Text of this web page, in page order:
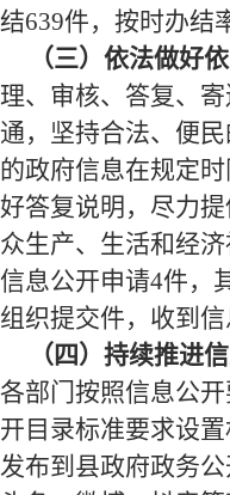
结639件，按时办结
（三）依法做好
理、审核、答复、
通，坚持合法、便
的政府信息在规定
好答复说明，尽力
众生产、生活和经
信息公开申请4件，
组织提交件， 收到
（四）持续推进
各部门按照信息公
开目录标准要求设
发布到县政府政务公